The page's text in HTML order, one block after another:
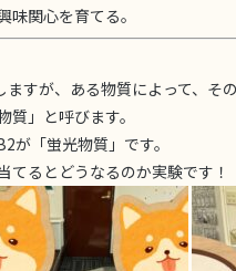
味関心を育てる。
すが、ある物質によって、そ
」と呼びます。
が「蛍光物質」です。
るとどうなるのか実験です！